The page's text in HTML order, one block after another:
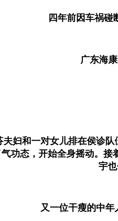
四年前因车祸碰断
广东海康县
和一对女儿排在侯诊队
功态，开始全身摇动。
宇
又一位干瘦的中年人